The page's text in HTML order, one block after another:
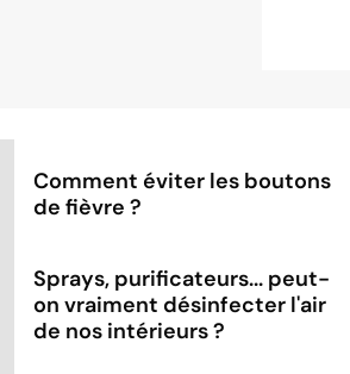
Comment éviter les boutons
de fièvre ?
Sprays, purificateurs... peut-
on vraiment désinfecter l'air
de nos intérieurs ?